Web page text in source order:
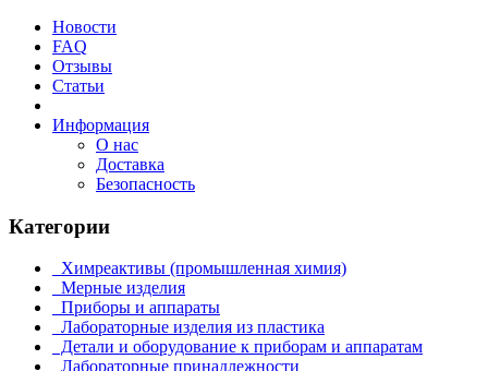
Новости
FAQ
Отзывы
Статьи
Информация
О нас
Доставка
Безопасность
Категории
Химреактивы (промышленная химия)
Мерные изделия
Приборы и аппараты
Лабораторные изделия из пластика
Детали и оборудование к приборам и аппаратам
Лабораторные принадлежности